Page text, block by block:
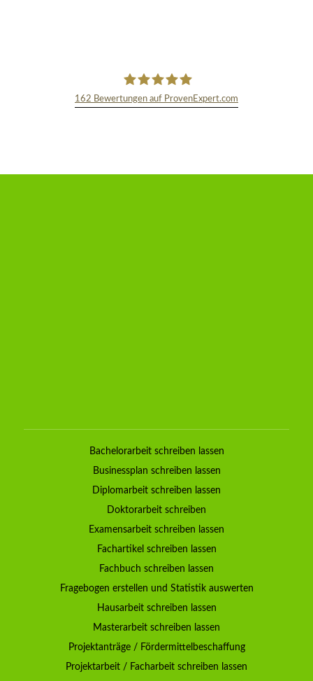
162 Bewertungen auf ProvenExpert.com
Bachelorarbeit schreiben lassen
Businessplan schreiben lassen
Diplomarbeit schreiben lassen
Doktorarbeit schreiben
Examensarbeit schreiben lassen
Fachartikel schreiben lassen
Fachbuch schreiben lassen
Fragebogen erstellen und Statistik auswerten
Hausarbeit schreiben lassen
Masterarbeit schreiben lassen
Projektanträge / Fördermittelbeschaffung
Projektarbeit / Facharbeit schreiben lassen